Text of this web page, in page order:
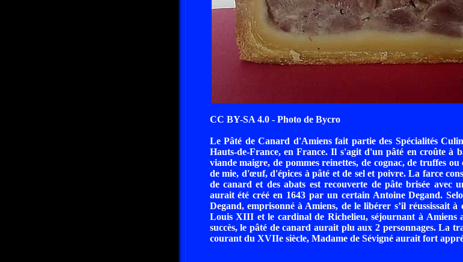
CC BY-SA 4.0 - Photo de Bycro
Le Pâté de Canard d'Amiens fait partie des Spécialités
Hauts-de-France, en France. Il s'agit d'un pâté en croûte à
viande maigre, de pommes reinettes, de cognac, de truffes
de mie, d'œuf, d'épices à pâté et de sel et poivre. La farce
de canard et des abats est recouverte de pâte brisée avec
aurait été créé en 1643 par un certain Antoine Degand.
Degand, emprisonné à Amiens, de le libérer s’il réussissait
Louis XIII et le cardinal de Richelieu, séjournant à Amiens
succès, le pâté de canard aurait plu aux 2 personnages. La
courant du XVIIe siècle, Madame de Sévigné aurait fort